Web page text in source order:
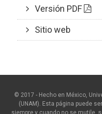
Versión PDF
Sitio web
© 2017 - Hecho en México,
(UNAM). Esta página puede
siempre y cuando no se mutile,